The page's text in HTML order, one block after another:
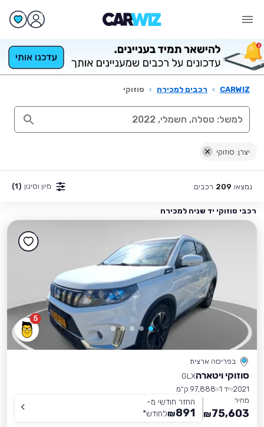
CARWIZ
› רכבים למכירה › סוזוקי
יצרן: סוזוקי
נמצאו 209 רכבים מיון וסינון (1)
רכבי סוזוקי יד שניה למכירה
5
בפריסה ארצית
סוזוקי ויטארהGLX
2021 יד 1
97,888 ק״מ
מחיר
75,603
₪
החזר חודשי מ-
891
₪לחודש*